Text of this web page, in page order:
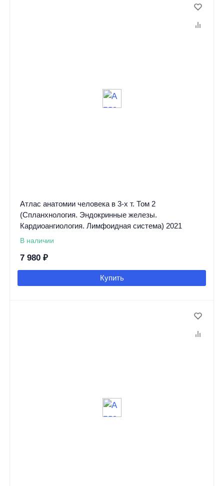
Атлас анатомии человека в 3-х т. Том 2
(Спланхнология. Эндокринные железы.
Кардиоангиология. Лимфоидная система) 2021
В наличии
7 980 ₽
Купить